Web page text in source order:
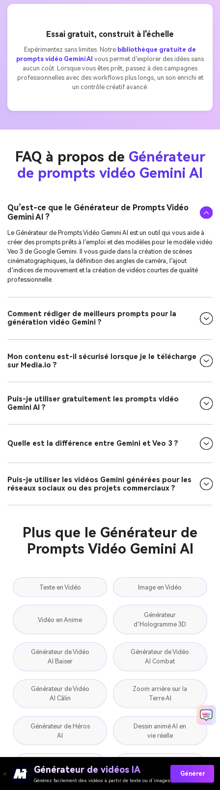
Essai gratuit, construit à l'échelle
Expérimentez sans limites. Notre bibliothèque gratuite de
prompts vidéo Gemini AI vous permet d’explorer des idées sans
aucun coût. Lorsque vous êtes prêt, passez à des campagnes
professionnelles avec des workflows plus longs, un son enrichi et
un contrôle créatif avancé.
FAQ à propos de Générateur
de prompts vidéo Gemini AI
Qu’est-ce que le Générateur de Prompts Vidéo
Gemini AI ?
Le Générateur de Prompts Vidéo Gemini AI est un outil qui vous aide à
créer des prompts prêts à l’emploi et des modèles pour le modèle vidéo
Veo 3 de Google Gemini. Il vous guide dans la création de scènes
cinématographiques, la définition des angles de caméra, l’ajout
d’indices de mouvement et la création de vidéos courtes de qualité
professionnelle.
Comment rédiger de meilleurs prompts pour la
génération vidéo Gemini ?
Mon contenu est-il sécurisé lorsque je le télécharge
sur Media.io ?
Puis-je utiliser gratuitement les prompts vidéo
Gemini AI ?
Quelle est la différence entre Gemini et Veo 3 ?
Puis-je utiliser les vidéos Gemini générées pour les
réseaux sociaux ou des projets commerciaux ?
Plus que le Générateur de
Prompts Vidéo Gemini AI
Texte en Vidéo Image en Vidéo
Vidéo en Anime
Générateur
d’Hologramme 3D
Générateur de Vidéo
AI Baiser
Générateur de Vidéo
AI Combat
Générateur de Vidéo
AI Câlin
Zoom arrière sur la
Terre AI
Générateur de Héros
AI
Dessin animé AI en
vie réelle
Filtre AI Équitation
Générateur de vidéos IA
Générez facilement des vidéos à partir de texte ou d’images
Générer